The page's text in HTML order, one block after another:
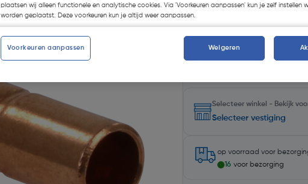
Kies productvariant(2)
Selecteer winkel - Bekijk
Selecteer vestiging
op voorraad voor
16 voor bezorging
plaatsen wij alleen functionele en analytische cookies. Via 'Voorkeuren aanpassen' kun je zelf instellen
worden geplaatst. Deze voorkeuren kun je altijd weer aanpassen.
Voorkeuren aanpassen Weigeren